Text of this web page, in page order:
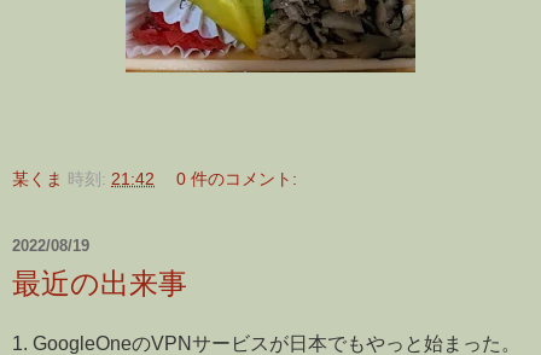
某くま 時刻: 21:42 0 件のコメント:
2022/08/19
最近の出来事
1. GoogleOneのVPNサービスが日本でもやっと始まった。